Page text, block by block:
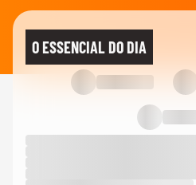
O ESSENCIAL DO DIA